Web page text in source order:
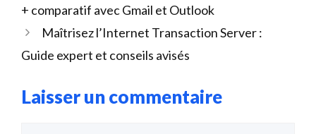
+ comparatif avec Gmail et Outlook
Maîtrisez l’Internet Transaction Server :
Guide expert et conseils avisés
Laisser un commentaire